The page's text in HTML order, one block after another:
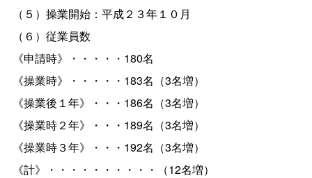
（５）操業開始：平成２３年１０月
（６）従業員数
《申請時》・・・・・180名
《操業時》・・・・・183名（3名増）
《操業後１年》・・・186名（3名増）
《操業時２年》・・・189名（3名増）
《操業時３年》・・・192名（3名増）
《計》・・・・・・・・・・（12名増）